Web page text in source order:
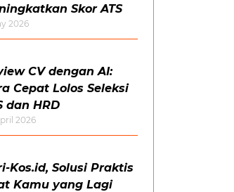
Skor ATS
2026
CV dengan AI:
Cepat Lolos Seleksi
dan HRD
2026
Kos.id, Solusi Praktis
Kamu yang Lagi